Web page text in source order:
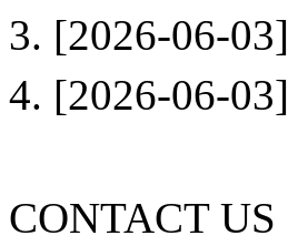
[2026-06-03]
[2026-06-03]
CONTACT US